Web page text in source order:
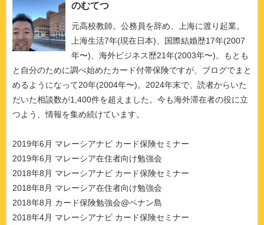
のむてつ
元高校教師。公務員を辞め、上海に渡り起業。
上海生活7年(現在日本)、国際結婚歴17年(2007
年〜)、海外ビジネス歴21年(2003年〜)。もとも
と自分のために調べ始めたカード付帯保険ですが、ブログでまと
めるようになって20年(2004年〜)。2024年末で、読者からいた
だいた相談数が1,400件を超えました。今も海外滞在者の役に立
つよう、情報を集め続けています。
2019年6月 マレーシアナビ カード保険セミナー
2019年6月 マレーシア在住者向け勉強会
2018年8月 マレーシアナビ カード保険セミナー
2018年8月 マレーシア在住者向け勉強会
2018年8月 カード保険勉強会@ペナン島
2018年4月 マレーシアナビ カード保険セミナー